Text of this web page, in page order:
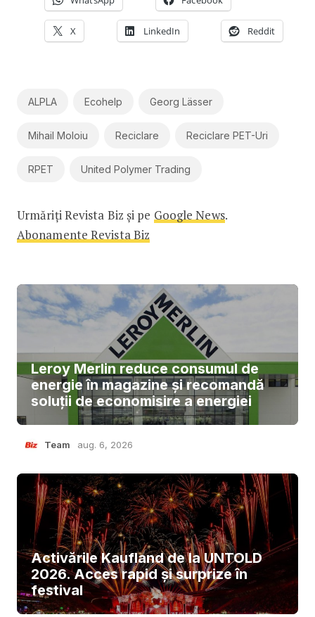
X LinkedIn Reddit
ALPLA Ecohelp Georg Lässer
Mihail Moloiu Reciclare Reciclare PET-Uri
RPET United Polymer Trading
Urmăriți Revista Biz și pe Google News.
Abonamente Revista Biz
Leroy Merlin reduce consumul de
energie în magazine și recomandă
soluții de economisire a energiei
Team aug. 6, 2026
Activările Kaufland de la UNTOLD
2026. Acces rapid și surprize în
festival